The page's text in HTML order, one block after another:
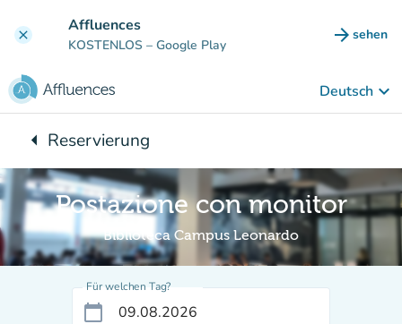
clear Affluences
KOSTENLOS – Google Play arrow_forward sehen
(new
Deutsch keyboard_arrow_down
arrow_leftZurück zu:
Reservierung
Postazione con monitor
Biblioteca Campus Leonardo
Für welchen Tag?
calendar_today